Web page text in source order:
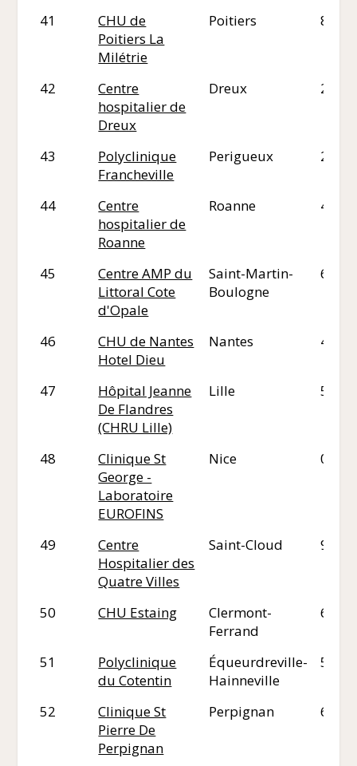
41
CHU de
Poitiers La
Milétrie
Poitiers 86
42
Centre
hospitalier de
Dreux
Dreux 21
43
Polyclinique
Francheville
Perigueux 24
44
Centre
hospitalier de
Roanne
Roanne 42
45
Centre AMP du
Littoral Cote
d'Opale
Saint-Martin-
Boulogne
62
46
CHU de Nantes
Hotel Dieu
Nantes 44
47
Hôpital Jeanne
De Flandres
(CHRU Lille)
Lille 59
48
Clinique St
George -
Laboratoire
EUROFINS
Nice 06
49
Centre
Hospitalier des
Quatre Villes
Saint-Cloud 92
50 CHU Estaing
Clermont-
Ferrand
63
51
Polyclinique
du Cotentin
Équeurdreville-
Hainneville
50
52
Clinique St
Pierre De
Perpignan
Perpignan 66